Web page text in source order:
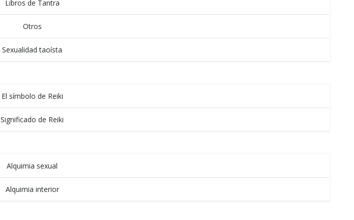
Libros de Tantra
Otros
Sexualidad taoísta
El símbolo de Reiki
Significado de Reiki
Alquimia sexual
Alquimia interior